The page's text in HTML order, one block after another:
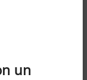
un